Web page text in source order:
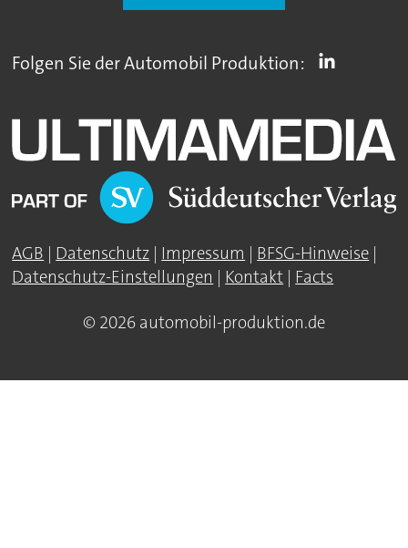
Folgen Sie der Automobil Produktion:
AGB | Datenschutz | Impressum | BFSG-Hinweise |
Datenschutz-Einstellungen | Kontakt | Facts
© 2026 automobil-produktion.de